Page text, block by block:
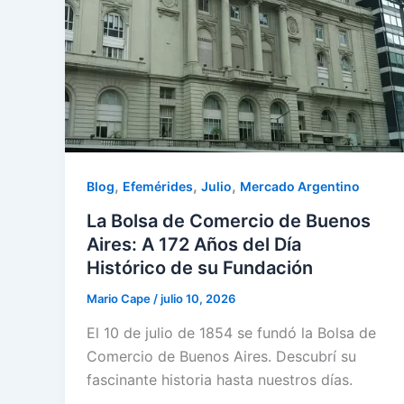
Blog, Efemérides, Julio, Mercado Argentino
La Bolsa de Comercio de Buenos
Aires: A 172 Años del Día
Histórico de su Fundación
Mario Cape/julio 10, 2026
El 10 de julio de 1854 se fundó la Bolsa de
Comercio de Buenos Aires. Descubrí su
fascinante historia hasta nuestros días.